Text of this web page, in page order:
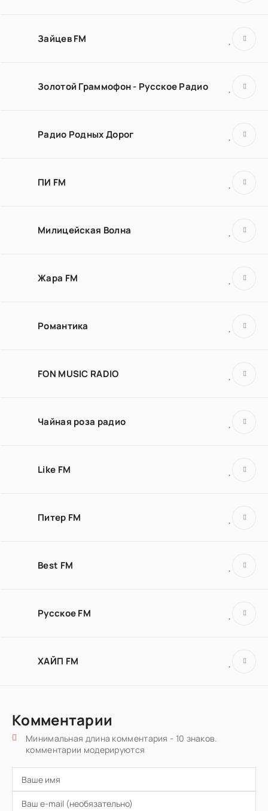
Зайцев FM
Золотой Граммофон - Русское Радио
Радио Родных Дорог
ПИ FM
Милицейская Волна
Жара FM
Романтика
FON MUSIC RADIO
Чайная роза радио
Like FM
Питер FM
Best FM
Русское FM
ХАЙП FM
Комментарии
Минимальная длина комментария - 10 знаков.
комментарии модерируются